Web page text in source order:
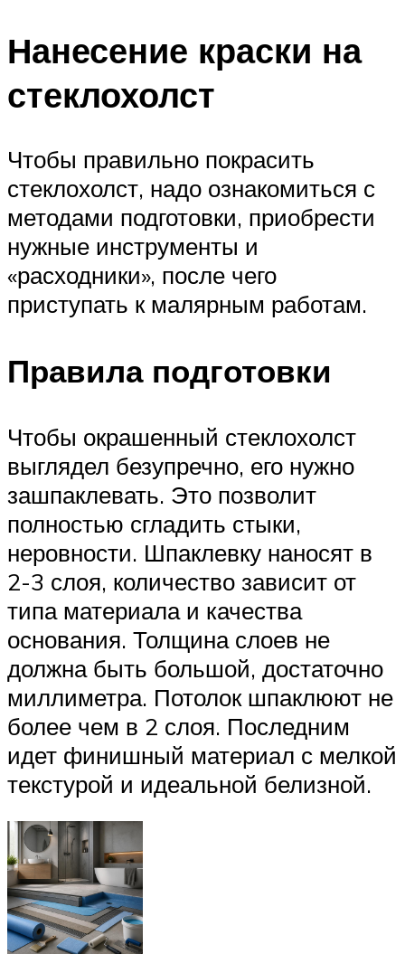
Нанесение краски на
стеклохолст
Чтобы правильно покрасить
стеклохолст, надо ознакомиться с
методами подготовки, приобрести
нужные инструменты и
«расходники», после чего
приступать к малярным работам.
Правила подготовки
Чтобы окрашенный стеклохолст
выглядел безупречно, его нужно
зашпаклевать. Это позволит
полностью сгладить стыки,
неровности. Шпаклевку наносят в
2-3 слоя, количество зависит от
типа материала и качества
основания. Толщина слоев не
должна быть большой, достаточно
миллиметра. Потолок шпаклюют не
более чем в 2 слоя. Последним
идет финишный материал с мелкой
текстурой и идеальной белизной.